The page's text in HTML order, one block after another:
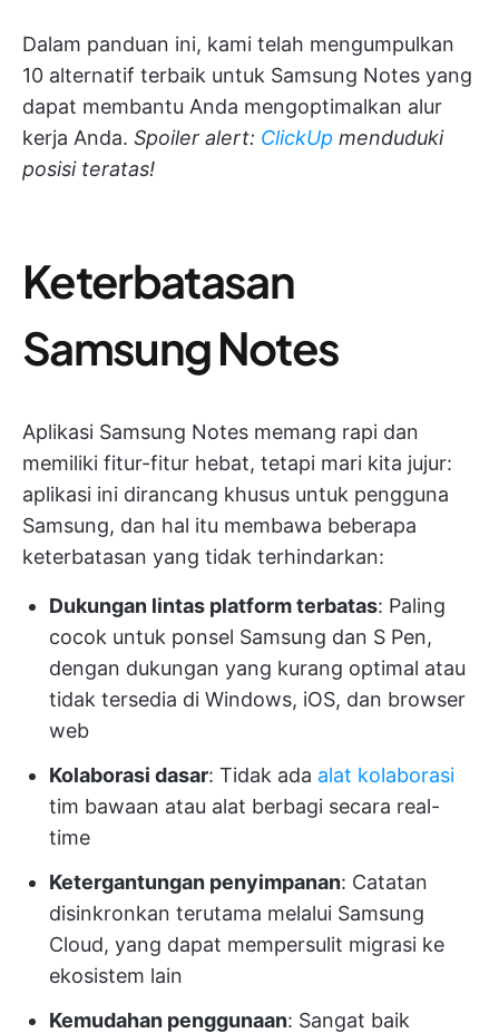
Dalam panduan ini, kami telah mengumpulkan
10 alternatif terbaik untuk Samsung Notes yang
dapat membantu Anda mengoptimalkan alur
kerja Anda. Spoiler alert: ClickUp menduduki
posisi teratas!
Keterbatasan
Samsung Notes
Aplikasi Samsung Notes memang rapi dan
memiliki fitur-fitur hebat, tetapi mari kita jujur:
aplikasi ini dirancang khusus untuk pengguna
Samsung, dan hal itu membawa beberapa
keterbatasan yang tidak terhindarkan:
Dukungan lintas platform terbatas: Paling
cocok untuk ponsel Samsung dan S Pen,
dengan dukungan yang kurang optimal atau
tidak tersedia di Windows, iOS, dan browser
web
Kolaborasi dasar: Tidak ada alat kolaborasi
tim bawaan atau alat berbagi secara real-
time
Ketergantungan penyimpanan: Catatan
disinkronkan terutama melalui Samsung
Cloud, yang dapat mempersulit migrasi ke
ekosistem lain
Kemudahan penggunaan: Sangat baik